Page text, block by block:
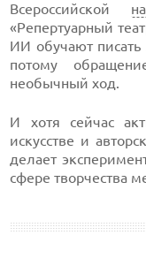
Всероссийской
«Репертуарный
ИИ обучают писать
потому
необычный ход.
И хотя сейчас
искусстве и
делает
сфере творчества